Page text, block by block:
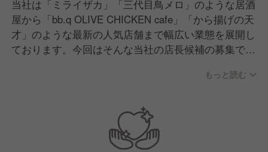
当社は「ミライザカ」「三代目鳥メロ」のような居酒
屋から「bb.q OLIVE CHICKEN cafe」「から揚げの天
才」のような最新の人気店舗まで幅広い業態を展開し
ております。今回はそんな当社の店長候補の募集で
中途入社者向けの研修（店舗技術の基礎知識、社内制
度、理念を学ぶ）を受講頂きます。
もっと読む